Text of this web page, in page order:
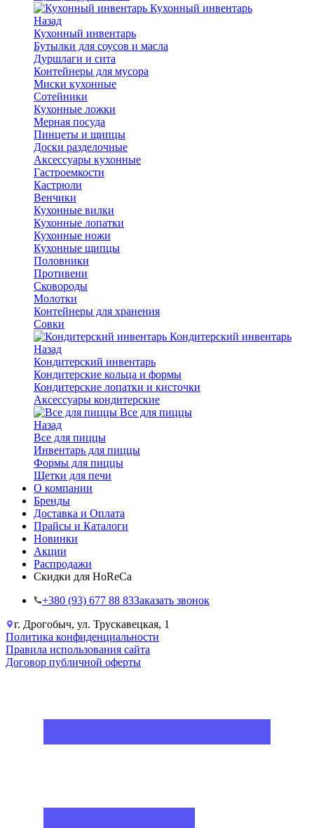
Кухонный инвентарь
Назад
Кухонный инвентарь
Бутылки для соусов и масла
Дуршлаги и сита
Контейнеры для мусора
Миски кухонные
Сотейники
Кухонные ложки
Мерная посуда
Пинцеты и щипцы
Доски разделочные
Аксессуары кухонные
Гастроемкости
Кастрюли
Венчики
Кухонные вилки
Кухонные лопатки
Кухонные ножи
Кухонные щипцы
Половники
Противени
Сковороды
Молотки
Контейнеры для хранения
Совки
Кондитерский инвентарь
Назад
Кондитерский инвентарь
Кондитерские кольца и формы
Кондитерские лопатки и кисточки
Аксессуары кондитерские
Все для пиццы
Назад
Все для пиццы
Инвентарь для пиццы
Формы для пиццы
Щетки для печи
О компании
Бренды
Доставка и Оплата
Прайсы и Каталоги
Новинки
Акции
Распродажи
Скидки для HoReCa
+38‎0 (93) 677 88 83Заказать звонок
г. Дрогобыч, ул. Трускавецкая, 1
Политика конфиденциальности
Правила использования сайта
Договор публичной оферты